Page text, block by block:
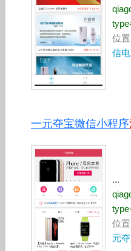
位置
信
一元夺宝微信小程序
...
位置
元